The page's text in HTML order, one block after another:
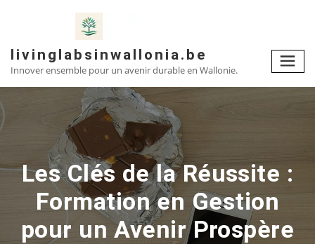
livinglabsinwallonia.be
Innover ensemble pour un avenir durable en Wallonie.
Les Clés de la Réussite :
Formation en Gestion
pour un Avenir Prospère